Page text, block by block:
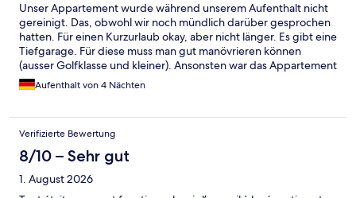
Unser Appartement wurde während unserem Aufenthalt nicht
gereinigt. Das, obwohl wir noch mündlich darüber gesprochen
hatten. Für einen Kurzurlaub okay, aber nicht länger. Es gibt eine
Tiefgarage. Für diese muss man gut manövrieren können
(ausser Golfklasse und kleiner). Ansonsten war das Appartement
bei der Ankunft sehr sauber und modern. Ein grosses
Dankeschön an die Rezeption, die immer versucht hat, uns
Aufenthalt von 4 Nächten
Verifizierte Bewertung
8/10 – Sehr gut
1. August 2026